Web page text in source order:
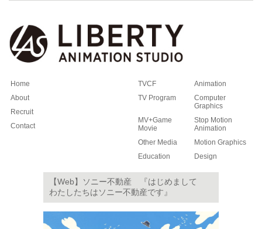
Home
About
Recruit
Contact
TVCF
Animation
TV Program
Computer
Graphics
MV+Game
Movie
Stop Motion
Animation
Other Media
Motion Graphics
Education
Design
【Web】ソニー不動産 『はじめまして
わたしたちはソニー不動産です』